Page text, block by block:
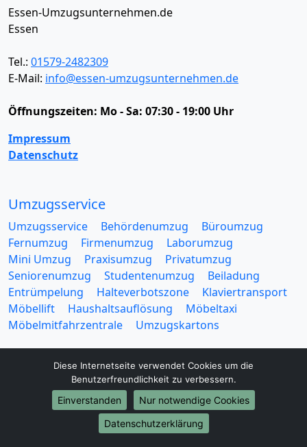
Essen-Umzugsunternehmen.de
Essen
Tel.: 01579-2482309
E-Mail: info@essen-umzugsunternehmen.de
Öffnungszeiten: Mo - Sa: 07:30 - 19:00 Uhr
Impressum
Datenschutz
Umzugsservice
Umzugsservice Behördenumzug
Büroumzug
Fernumzug
Firmenumzug
Laborumzug
Mini Umzug
Praxisumzug
Privatumzug
Seniorenumzug
Studentenumzug
Beiladung
Entrümpelung
Halteverbotszone
Klaviertransport
Möbellift
Haushaltsauflösung
Möbeltaxi
Möbelmitfahrzentrale
Umzugskartons
Europa-Umzüge
Umzug von Essen nach Belarus
Diese Internetseite verwendet Cookies um die
Benutzerfreundlichkeit zu verbessern.
Einverstanden
Nur notwendige Cookies
Datenschutzerklärung